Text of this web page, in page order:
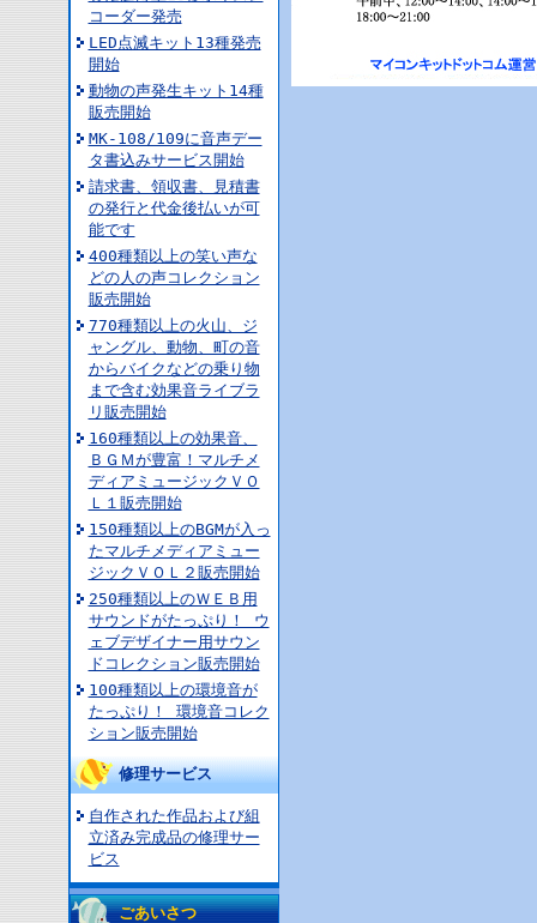
コーダー発売
LED点滅キット13種発売
開始
動物の声発生キット14種
販売開始
MK-108/109に音声デー
タ書込みサービス開始
請求書、領収書、見積書
の発行と代金後払いが可
能です
400種類以上の笑い声な
どの人の声コレクション
販売開始
770種類以上の火山、ジ
ャングル、動物、町の音
からバイクなどの乗り物
まで含む効果音ライブラ
リ販売開始
160種類以上の効果音、
ＢＧＭが豊富！マルチメ
ディアミュージックＶＯ
Ｌ１販売開始
150種類以上のBGMが入っ
たマルチメディアミュー
ジックＶＯＬ２販売開始
250種類以上のＷＥＢ用
サウンドがたっぷり！ ウ
ェブデザイナー用サウン
ドコレクション販売開始
100種類以上の環境音が
たっぷり！ 環境音コレク
ション販売開始
修理サービス
自作された作品および組
立済み完成品の修理サー
ビス
ごあいさつ